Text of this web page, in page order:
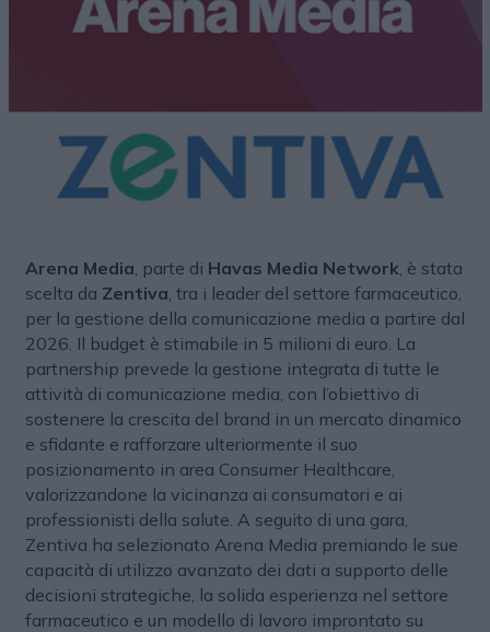
Arena Media , parte di Havas Media Network , è stata
scelta da Zentiva , tra i leader del settore farmaceutico,
per la gestione della comunicazione media a partire dal
2026. Il budget è stimabile in 5 milioni di euro. La
partnership prevede la gestione integrata di tutte le
attività di comunicazione media, con l’obiettivo di
sostenere la crescita del brand in un mercato dinamico
e sfidante e rafforzare ulteriormente il suo
posizionamento in area Consumer Healthcare,
valorizzandone la vicinanza ai consumatori e ai
professionisti della salute. A seguito di una gara,
Zentiva ha selezionato Arena Media premiando le sue
capacità di utilizzo avanzato dei dati a supporto delle
decisioni strategiche, la solida esperienza nel settore
farmaceutico e un modello di lavoro improntato su